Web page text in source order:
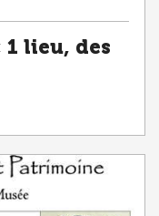
lieu, des